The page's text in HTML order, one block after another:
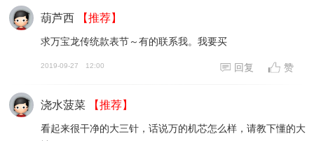
葫芦西 【推荐】
求万宝龙传统款表节～有的联系我。我要买
2019-09-27 12:00 回复 赞
浇水菠菜 【推荐】
看起来很干净的大三针，话说万的机芯怎么样，请教下懂的大